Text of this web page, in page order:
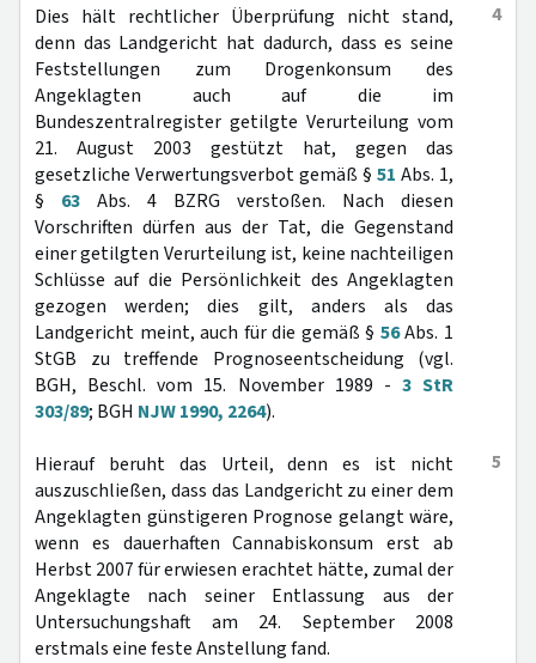
4
Dies hält rechtlicher Überprüfung nicht stand,
denn das Landgericht hat dadurch, dass es seine
Feststellungen zum Drogenkonsum des
Angeklagten auch auf die im
Bundeszentralregister getilgte Verurteilung vom
21. August 2003 gestützt hat, gegen das
gesetzliche Verwertungsverbot gemäß § 51 Abs. 1,
§ 63 Abs. 4 BZRG verstoßen. Nach diesen
Vorschriften dürfen aus der Tat, die Gegenstand
einer getilgten Verurteilung ist, keine nachteiligen
Schlüsse auf die Persönlichkeit des Angeklagten
gezogen werden; dies gilt, anders als das
Landgericht meint, auch für die gemäß § 56Abs. 1
StGB zu treffende Prognoseentscheidung (vgl.
BGH, Beschl. vom 15. November 1989 - 3 StR
303/89; BGH NJW 1990, 2264).
5
Hierauf beruht das Urteil, denn es ist nicht
auszuschließen, dass das Landgericht zu einer dem
Angeklagten günstigeren Prognose gelangt wäre,
wenn es dauerhaften Cannabiskonsum erst ab
Herbst 2007 für erwiesen erachtet hätte, zumal der
Angeklagte nach seiner Entlassung aus der
Untersuchungshaft am 24. September 2008
erstmals eine feste Anstellung fand.